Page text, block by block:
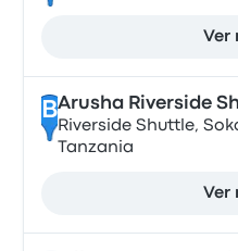
Ver
BArusha Riverside
Riverside Shuttle,
Tanzania
Ver